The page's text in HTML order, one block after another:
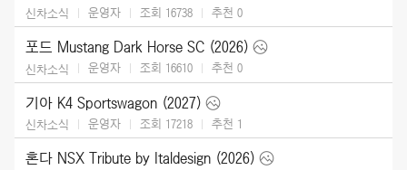
신차소식 운영자 조회 16738 추천 0
포드 Mustang Dark Horse SC (2026)
신차소식 운영자 조회 16610 추천 0
기아 K4 Sportswagon (2027)
신차소식 운영자 조회 17218 추천 1
혼다 NSX Tribute by Italdesign (2026)